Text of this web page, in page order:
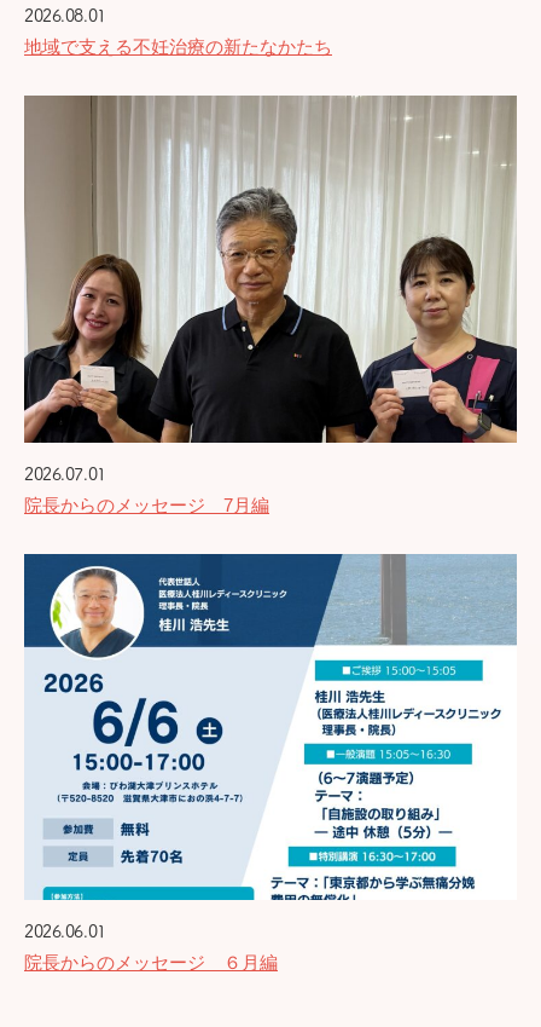
2026.08.01
地域で支える不妊治療の新たなかたち
2026.07.01
院長からのメッセージ 7月編
2026.06.01
院長からのメッセージ ６月編